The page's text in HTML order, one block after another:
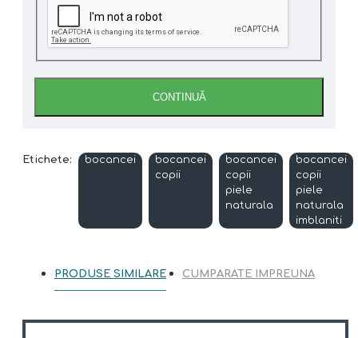
CONTINUĂ
Etichete: bocancei
bocancei
copii
bocancei
copii
piele
naturala
bocancei
copii
piele
naturala
imblaniti
PRODUSE SIMILARE CUMPARATE IMPREUNA